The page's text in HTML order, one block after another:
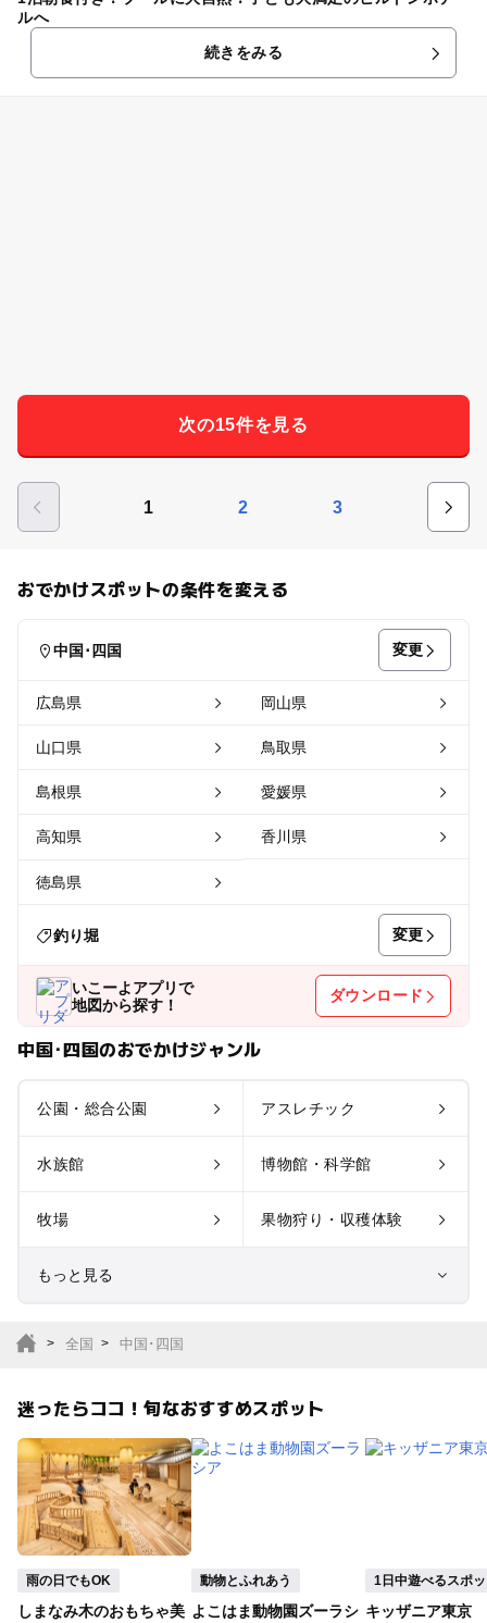
ルへ
続きをみる
次の15件を見る
1 2 3
おでかけスポットの条件を変える
中国･四国 変更
広島県 岡山県
山口県 鳥取県
島根県 愛媛県
高知県 香川県
徳島県
釣り堀 変更
いこーよアプリで
地図から探す！
ダウンロード
中国･四国のおでかけジャンル
公園・総合公園 アスレチック
水族館 博物館・科学館
牧場 果物狩り・収穫体験
もっと見る
サファリパーク
植物園・フラワーパー
ク
キャンプ場
釣り 自然景観
全国 中国･四国
迷ったらココ！旬なおすすめスポット
雨の日でもOK
しまなみ木のおもちゃ美
動物とふれあう
よこはま動物園ズーラシ
1日中遊べるスポ
キッザニア東京